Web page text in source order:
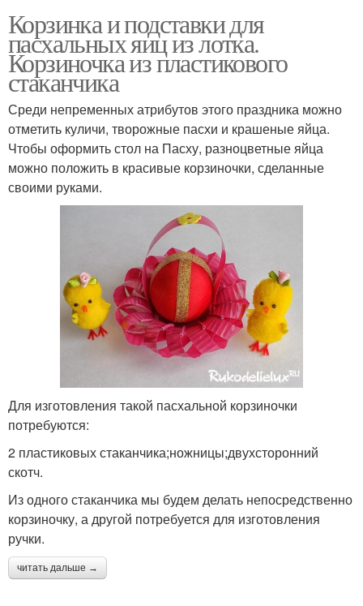
Корзинка и подставки для
пасхальных яиц из лотка.
Корзиночка из пластикового
стаканчика
Среди непременных атрибутов этого праздника можно
отметить куличи, творожные пасхи и крашеные яйца.
Чтобы оформить стол на Пасху, разноцветные яйца
можно положить в красивые корзиночки, сделанные
своими руками.
Для изготовления такой пасхальной корзиночки
потребуются:
2 пластиковых стаканчика;ножницы;двухсторонний
скотч.
Из одного стаканчика мы будем делать непосредственно
корзиночку, а другой потребуется для изготовления
ручки.
читать дальше →